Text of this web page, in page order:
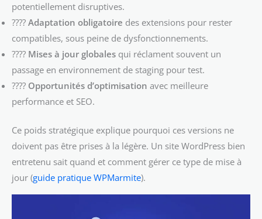
potentiellement disruptives.
???? Adaptation obligatoire des extensions pour rester
compatibles, sous peine de dysfonctionnements.
???? Mises à jour globales qui réclament souvent un
passage en environnement de staging pour test.
???? Opportunités d’optimisation avec meilleure
performance et SEO.
Ce poids stratégique explique pourquoi ces versions ne
doivent pas être prises à la légère. Un site WordPress bien
entretenu sait quand et comment gérer ce type de mise à
jour (guide pratique WPMarmite).